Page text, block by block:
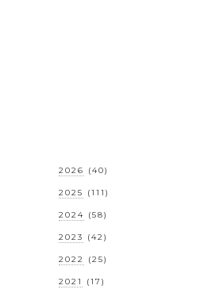
2026 (40)
2025 (111)
2024 (58)
2023 (42)
2022 (25)
2021 (17)